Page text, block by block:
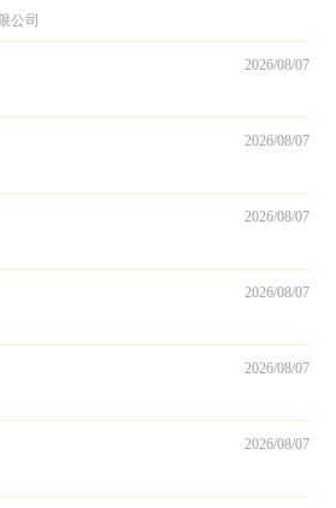
公司
2026/08/07
2026/08/07
2026/08/07
2026/08/07
2026/08/07
2026/08/07